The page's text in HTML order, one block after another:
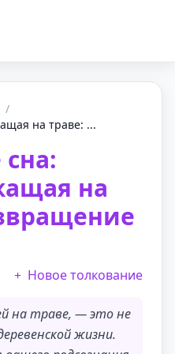
/
на траве: ...
на
Новое толкование
на траве, — это не
жизни.